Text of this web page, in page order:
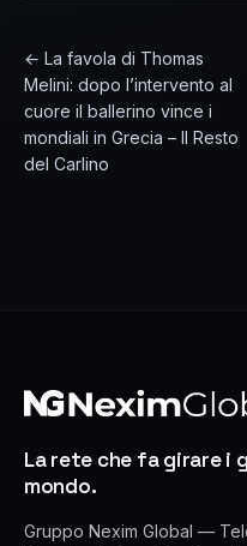
← La favola di Thomas
Melini: dopo l’intervento al
cuore il ballerino vince i
mondiali in Grecia – Il Resto
del Carlino
La rete che fa girare i
mondo.
Gruppo Nexim Global —